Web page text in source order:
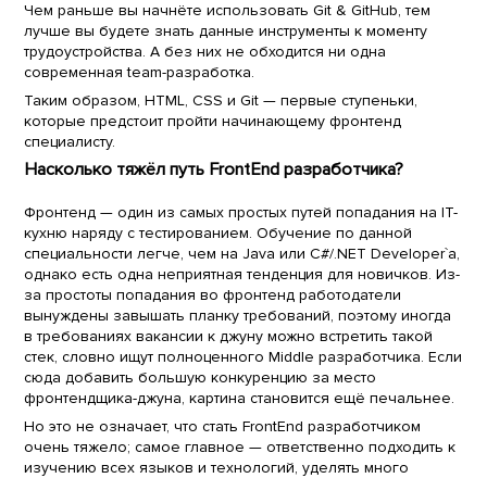
Чем раньше вы начнёте использовать Git & GitHub, тем
лучше вы будете знать данные инструменты к моменту
трудоустройства. А без них не обходится ни одна
современная team-разработка.
Таким образом, HTML, CSS и Git — первые ступеньки,
которые предстоит пройти начинающему фронтенд
специалисту.
Насколько тяжёл путь FrontEnd разработчика?
Фронтенд — один из самых простых путей попадания на IT-
кухню наряду с тестированием. Обучение по данной
специальности легче, чем на Java или C#/.NET Developer`a,
однако есть одна неприятная тенденция для новичков. Из-
за простоты попадания во фронтенд работодатели
вынуждены завышать планку требований, поэтому иногда
в требованиях вакансии к джуну можно встретить такой
стек, словно ищут полноценного Middle разработчика. Если
сюда добавить большую конкуренцию за место
фронтендщика-джуна, картина становится ещё печальнее.
Но это не означает, что стать FrontEnd разработчиком
очень тяжело; самое главное — ответственно подходить к
изучению всех языков и технологий, уделять много